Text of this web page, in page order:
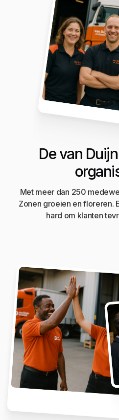
De van
Met meer dan 250
Zonen groeien en floreren.
hard om klanten